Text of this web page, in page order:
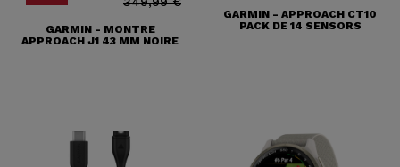
GARMIN - MONTRE
APPROACH J1 43 MM NOIRE
GARMIN - APPROACH CT10
PACK DE 14 SENSORS